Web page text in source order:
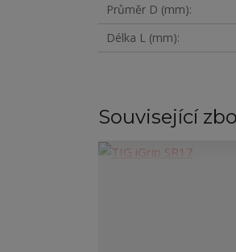
Průměr D (mm)
Délka L (mm)
Související